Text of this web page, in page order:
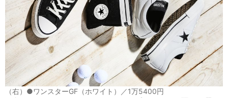
（右）●ワンスターGF（ホワイト）／1万5400円